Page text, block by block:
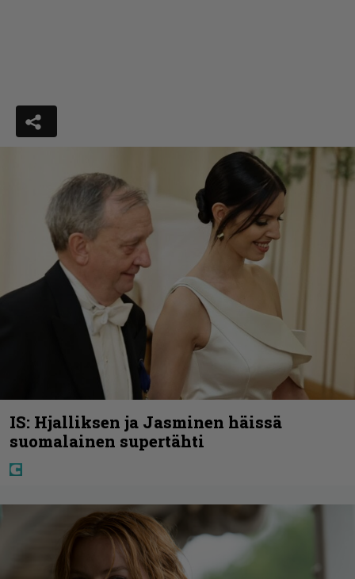
IS: Hjalliksen ja Jasminen häissä
suomalainen supertähti